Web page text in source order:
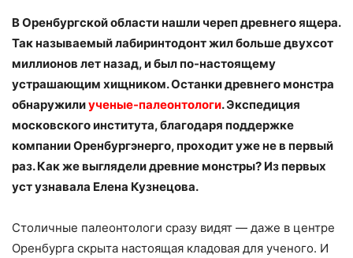
В Оренбургской области нашли череп древнего ящера.
Так называемый лабиринтодонт жил больше двухсот
миллионов лет назад, и был по-настоящему
устрашающим хищником. Останки древнего монстра
обнаружилиученые-палеонтологи. Экспедиция
московского института, благодаря поддержке
компании Оренбургэнерго, проходит уже не в первый
раз. Как же выглядели древние монстры? Из первых
уст узнавала Елена Кузнецова.
Столичные палеонтологи сразу видят — даже в центре
Оренбурга скрыта настоящая кладовая для ученого. И